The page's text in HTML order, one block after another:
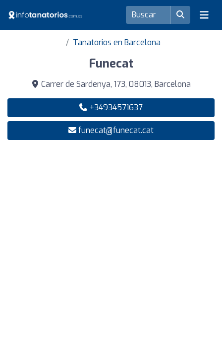
Tanatorios en Barcelona
Funecat
Carrer de Sardenya, 173, 08013, Barcelona
+34934571637
funecat@funecat.cat